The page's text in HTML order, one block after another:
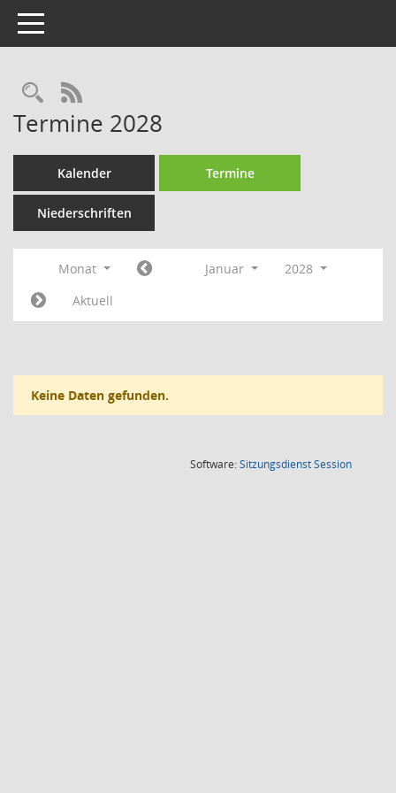
Toggle navigation
Rechercheauswahl
RSS-Feed
Termine 2028
Kalender Termine
Niederschriften
Monat Januar
2028
Aktuell
Keine Daten gefunden.
Software:SitzungsdienstSession(Wird in